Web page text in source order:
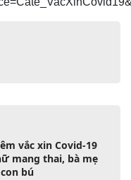
vắc xin Covid-19
mang thai, bà mẹ
bú